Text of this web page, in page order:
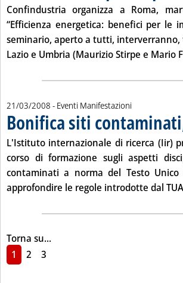
Confindustria organizza a Roma,
“Efficienza energetica: benefici per le
seminario, aperto a tutti,
Lazio e Umbria (Maurizio Stirpe e Mario
21/03/2008 - Eventi Manifestazioni
Bonifica siti
L'Istituto internazionale di ricerca (Iir)
corso di formazione sugli aspetti
contaminati a norma del Testo
approfondire le regole introdotte dal
Torna su...
1
2 3